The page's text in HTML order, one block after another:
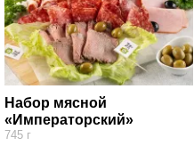
Набор мясной
«Императорский»
745 г